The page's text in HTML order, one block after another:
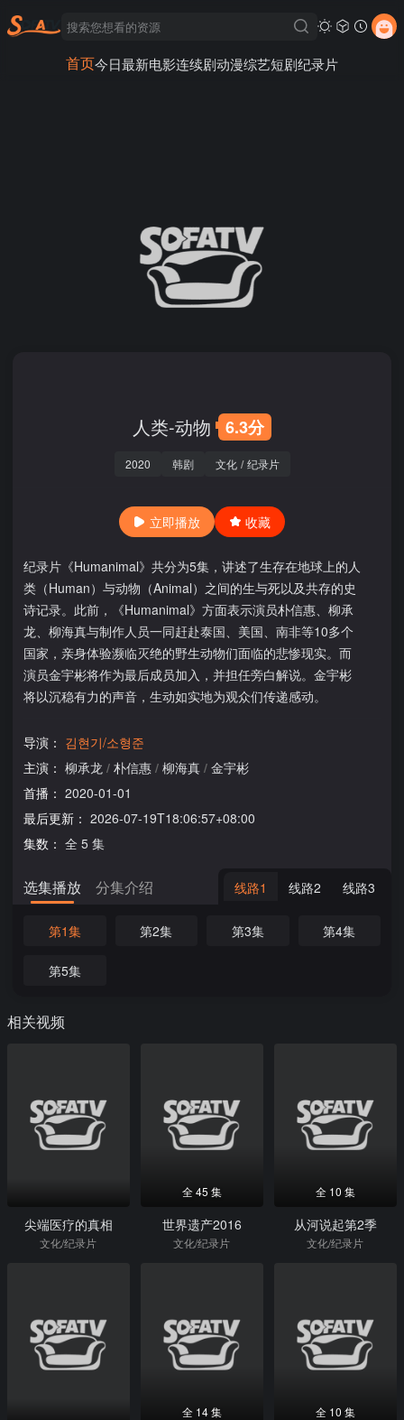
首页今日最新电影连续剧动漫综艺短剧纪录片
人类-动物 6.3分
2020 韩剧 文化 / 纪录片
立即播放 收藏
纪录片《Humanimal》共分为5集，讲述了生存在地球上的人
类（Human）与动物（Animal）之间的生与死以及共存的史
诗记录。此前，《Humanimal》方面表示演员朴信惠、柳承
龙、柳海真与制作人员一同赶赴泰国、美国、南非等10多个
国家，亲身体验濒临灭绝的野生动物们面临的悲惨现实。而
演员金宇彬将作为最后成员加入，并担任旁白解说。金宇彬
将以沉稳有力的声音，生动如实地为观众们传递感动。
导演： 김현기/소형준
主演： 柳承龙 / 朴信惠 / 柳海真 / 金宇彬
首播： 2020-01-01
最后更新： 2026-07-19T18:06:57+08:00
集数： 全 5 集
选集播放 分集介绍 线路1 线路2 线路3
第1集 第2集 第3集 第4集
第5集
相关视频
尖端医疗的真相
文化/纪录片
全 45 集
世界遗产2016
文化/纪录片
全 10 集
从河说起第2季
文化/纪录片
全 14 集 全 10 集